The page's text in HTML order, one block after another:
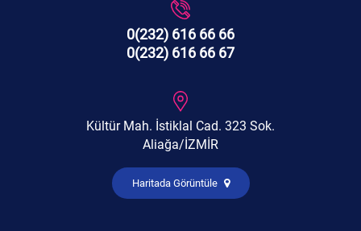
0(232) 616 66 66
0(232) 616 66 67
Kültür Mah. İstiklal Cad. 323 Sok.
Aliağa/İZMİR
Haritada Görüntüle